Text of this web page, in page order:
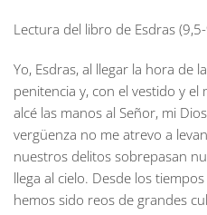
Lectura del libro de Esdras
Yo, Esdras, al llegar la hora de
penitencia y, con el vestido y
alcé las manos al Señor, mi
vergüenza no me atrevo a
nuestros delitos sobrepasan
llega al cielo. Desde los
hemos sido reos de grandes